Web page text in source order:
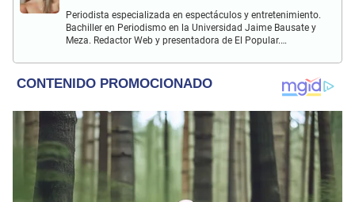
Periodista especializada en espectáculos y entretenimiento.
Bachiller en Periodismo en la Universidad Jaime Bausate y
Meza. Redactor Web y presentadora de El Popular.
y espectáculos internacional.